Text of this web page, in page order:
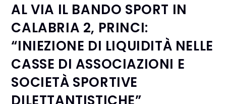
AL VIA IL BANDO SPORT IN
CALABRIA 2, PRINCI:
“INIEZIONE DI LIQUIDITÀ NELLE
CASSE DI ASSOCIAZIONI E
SOCIETÀ SPORTIVE